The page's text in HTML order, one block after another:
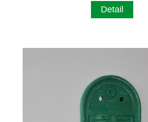
Detail